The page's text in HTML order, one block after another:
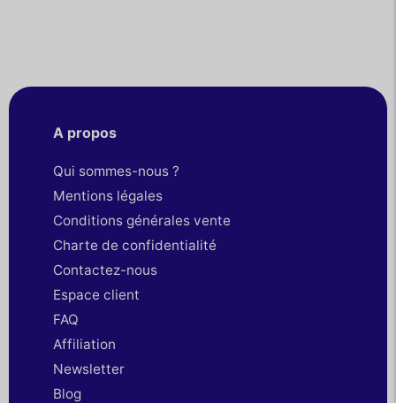
A propos
Qui sommes-nous ?
Mentions légales
Conditions générales vente
Charte de confidentialité
Contactez-nous
Espace client
FAQ
Affiliation
Newsletter
Blog